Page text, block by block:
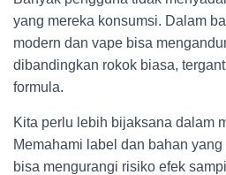
yang mereka konsumsi. Dalam
modern dan vape bisa
dibandingkan rokok biasa,
formula.
Kita perlu lebih bijaksana dalam
Memahami label dan bahan
bisa mengurangi risiko efek